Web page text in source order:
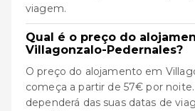
viagem.
Qual é o preço do
Villagonzalo-Pedernales?
O preço do alojamento em
começa a partir de 57€ por
dependerá das suas datas de